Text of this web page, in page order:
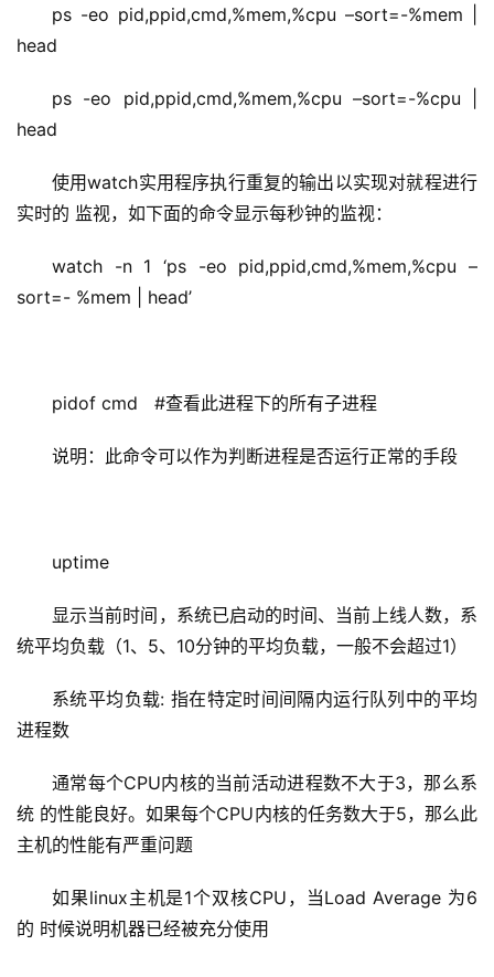
ps -eo pid,ppid,cmd,%mem,%cpu –sort=-%mem |
head
ps -eo pid,ppid,cmd,%mem,%cpu –sort=-%cpu |
head
使用watch实用程序执行重复的输出以实现对就程进行
实时的 监视，如下面的命令显示每秒钟的监视：
watch -n 1 ‘ps -eo pid,ppid,cmd,%mem,%cpu –
sort=- %mem | head’
pidof cmd   #查看此进程下的所有子进程
说明：此命令可以作为判断进程是否运行正常的手段
uptime
显示当前时间，系统已启动的时间、当前上线人数，系
统平均负载（1、5、10分钟的平均负载，一般不会超过1）
系统平均负载: 指在特定时间间隔内运行队列中的平均
进程数
通常每个CPU内核的当前活动进程数不大于3，那么系
统 的性能良好。如果每个CPU内核的任务数大于5，那么此
主机的性能有严重问题
如果linux主机是1个双核CPU，当Load Average 为6
的 时候说明机器已经被充分使用